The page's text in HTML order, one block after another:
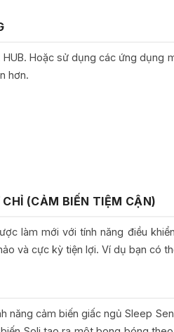
Hoặc sử dụng các ứng
hơn.
(CẢM BIẾN TIỆM CẬN)
làm mới với tính năng điều
và cực kỳ tiện lợi. Ví dụ bạn có
năng cảm biến giấc ngủ Sleep